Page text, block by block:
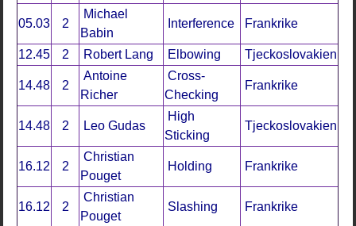
05.03 2
Michael
Babin
Interference Frankrike
12.45 2 Robert Lang Elbowing Tjeckoslovakien
14.48 2
Antoine
Richer
Cross-
Checking
Frankrike
14.48 2 Leo Gudas
High
Sticking
Tjeckoslovakien
16.12 2
Christian
Pouget
Holding Frankrike
16.12 2
Christian
Pouget
Slashing Frankrike